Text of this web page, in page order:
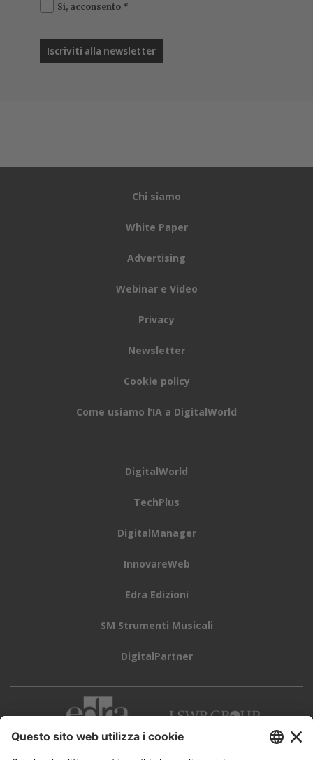
Si, acconsento *
Chi siamo
White Paper
Advertising
Webinar e Video
Privacy
Newsletter
Cookie policy
Come usiamo l’IA a DigitalWorld
DigitalWorld
TechPlus
DigitalManager
InnovareWeb
Edra Edizioni
SM Strumenti Musicali
DigitalPartner